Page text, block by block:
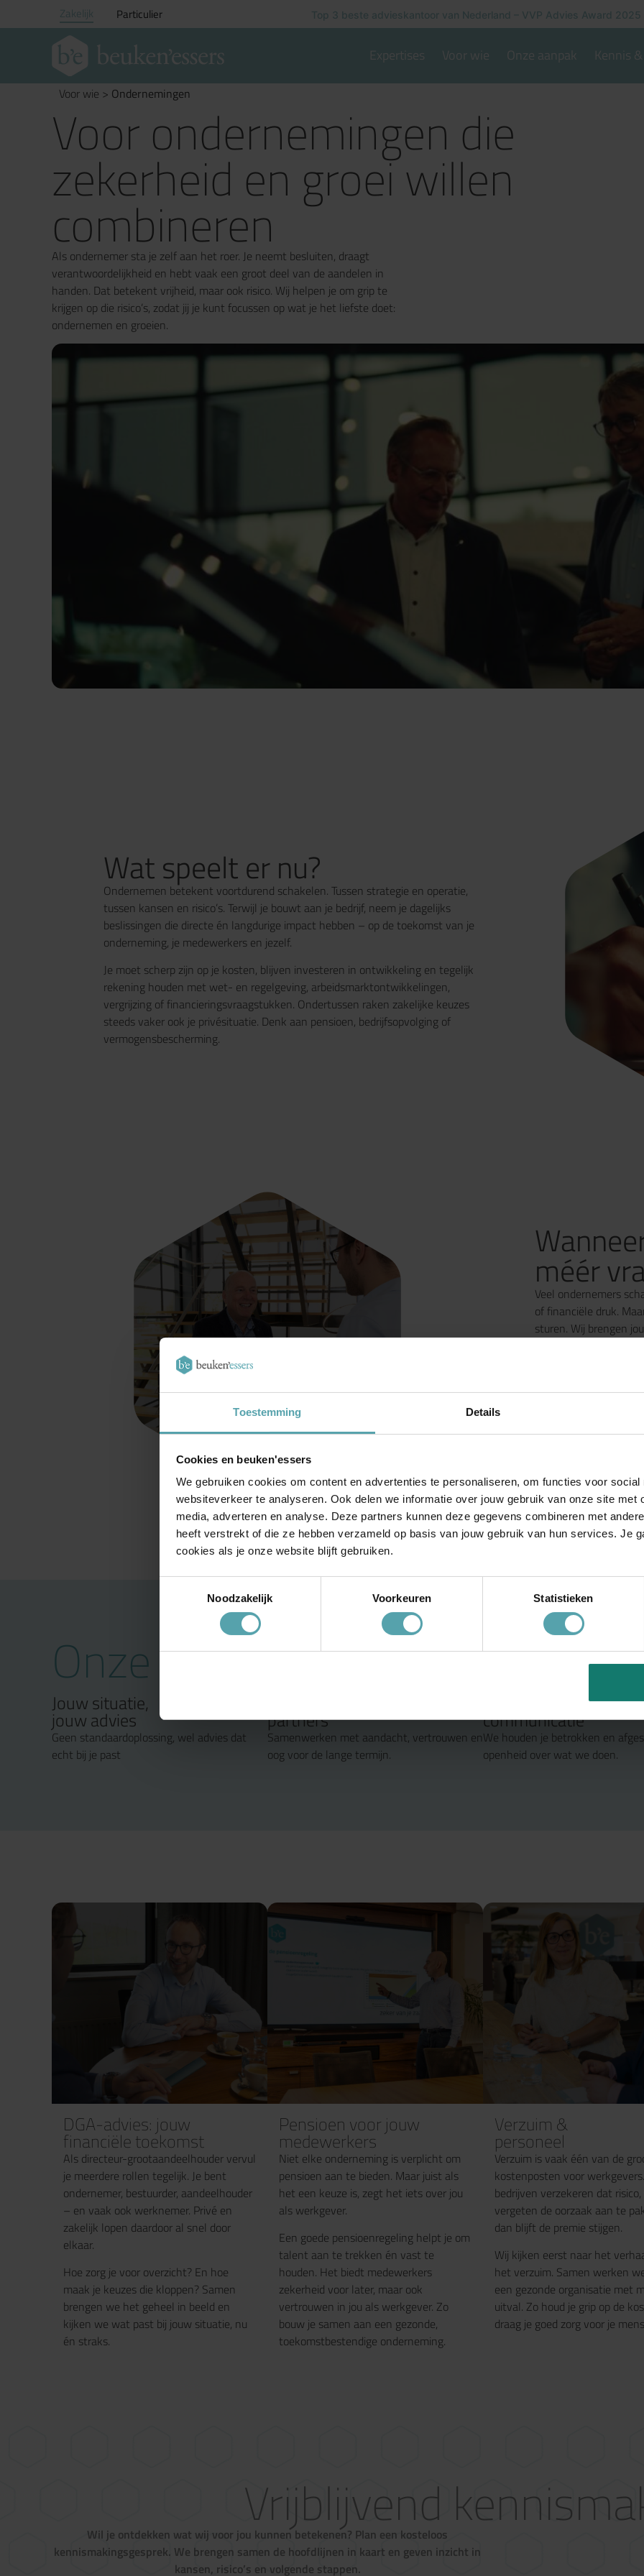
Toestemming Details
Cookies en beuken'essers
We gebruiken cookies om content en advertenties te personaliseren, om functies voor social
websiteverkeer te analyseren. Ook delen we informatie over jouw gebruik van onze site met
media, adverteren en analyse. Deze partners kunnen deze gegevens combineren met
heeft verstrekt of die ze hebben verzameld op basis van jouw gebruik van hun services. Je
cookies als je onze website blijft gebruiken.
Noodzakelijk
Voorkeuren Statistieken
Zakelijk Particulier Top 3 beste advieskantoor van Nederland – VVP Advies Award 2025
Expertises Voor wie Onze aanpak Kennis
Voor wie > Ondernemingen
Voor ondernemingen die
zekerheid en groei willen
combineren
Als ondernemer sta je zelf aan het roer. Je neemt besluiten, draagt
verantwoordelijkheid en hebt vaak een groot deel van de aandelen in
handen. Dat betekent vrijheid, maar ook risico. Wij helpen je om grip te
krijgen op die risico’s, zodat jij je kunt focussen op wat je het liefste doet:
ondernemen en groeien.
Wat speelt er nu?
Ondernemen betekent voortdurend schakelen. Tussen strategie en operatie,
tussen kansen en risico’s. Terwijl je bouwt aan je bedrijf, neem je dagelijks
beslissingen die directe én langdurige impact hebben – op de toekomst van je
onderneming, je medewerkers en jezelf.
Je moet scherp zijn op je kosten, blijven investeren in ontwikkeling en tegelijk
rekening houden met wet- en regelgeving, arbeidsmarktontwikkelingen,
vergrijzing of financieringsvraagstukken. Ondertussen raken zakelijke keuzes
steeds vaker ook je privésituatie. Denk aan pensioen, bedrijfsopvolging of
vermogensbescherming.
méér
Veel ondernemers
of financiële druk.
sturen. Wij brengen
verbanden die vaak
Een pensioenregeling
Een
momenten is het
Onze aanpak voor
Jouw situatie,
jouw advies
Geen standaardoplossing, wel advies dat
echt bij je past
partners
Samenwerken met aandacht, vertrouwen en
oog voor de lange termijn.
communicatie
We houden je betrokken en
openheid over wat we doen.
DGA-advies: jouw
financiële toekomst
Als directeur-grootaandeelhouder vervul
je meerdere rollen tegelijk. Je bent
ondernemer, bestuurder, aandeelhouder
– en vaak ook werknemer. Privé en
zakelijk lopen daardoor al snel door
elkaar.
Hoe zorg je voor overzicht? En hoe
maak je keuzes die kloppen? Samen
brengen we het geheel in beeld en
kijken we wat past bij jouw situatie, nu
én straks.
Pensioen voor jouw
medewerkers
Niet elke onderneming is verplicht om
pensioen aan te bieden. Maar juist als
het een keuze is, zegt het iets over jou
als werkgever.
Een goede pensioenregeling helpt je om
talent aan te trekken én vast te
houden. Het biedt medewerkers
zekerheid voor later, maar ook
vertrouwen in jou als werkgever. Zo
bouw je samen aan een gezonde,
toekomstbestendige onderneming.
Verzuim &
personeel
Verzuim is vaak één van de
kostenposten voor
bedrijven verzekeren dat
vergeten de oorzaak aan te
dan blijft de premie stijgen.
Wij kijken eerst naar het
het verzuim. Samen werken
een gezonde organisatie met
uitval. Zo houd je grip op de
draag je goed zorg voor je
Vrijblijvend
Wil je ontdekken wat wij voor jou kunnen betekenen? Plan een kosteloos
kennismakingsgesprek. We brengen samen de hoofdlijnen in kaart en geven inzicht in
kansen, risico’s en volgende stappen.